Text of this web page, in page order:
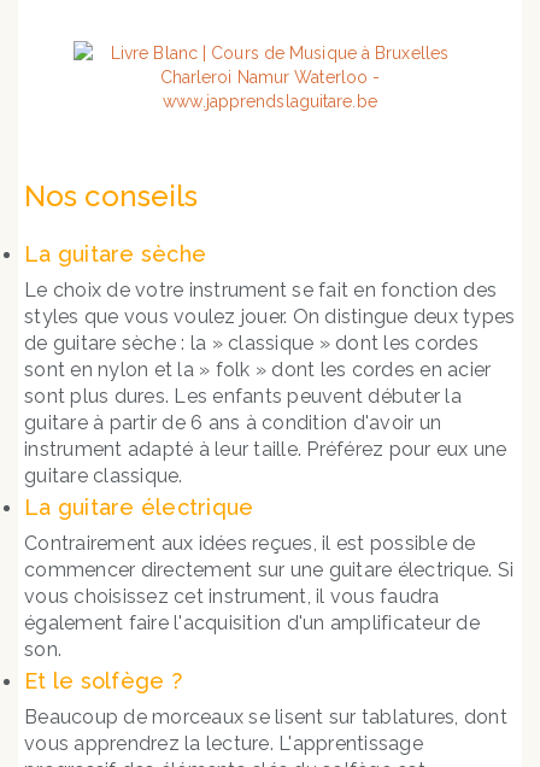
Nos conseils
La guitare sèche
Le choix de votre instrument se fait en fonction des
styles que vous voulez jouer. On distingue deux types
de guitare sèche : la » classique » dont les cordes
sont en nylon et la » folk » dont les cordes en acier
sont plus dures. Les enfants peuvent débuter la
guitare à partir de 6 ans à condition d'avoir un
instrument adapté à leur taille. Préférez pour eux une
guitare classique.
La guitare électrique
Contrairement aux idées reçues, il est possible de
commencer directement sur une guitare électrique. Si
vous choisissez cet instrument, il vous faudra
également faire l'acquisition d'un amplificateur de
son.
Et le solfège ?
Beaucoup de morceaux se lisent sur tablatures, dont
vous apprendrez la lecture. L'apprentissage